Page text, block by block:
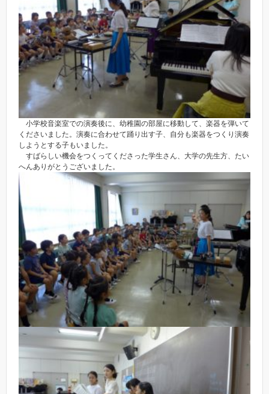
小学校音楽室での演奏後に、幼稚園の部屋に移動して、楽器を弾いて
くださいました。演奏に合わせて踊り出す子、自分も楽器をつくり演奏
しようとする子もいました。
すばらしい機会をつくってくださった学生さん、大学の先生方、たい
へんありがとうございました。